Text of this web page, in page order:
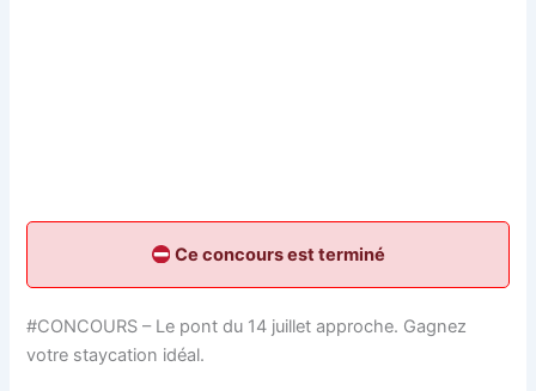
Ce concours est terminé
#CONCOURS – Le pont du 14 juillet approche. Gagnez
votre staycation idéal.